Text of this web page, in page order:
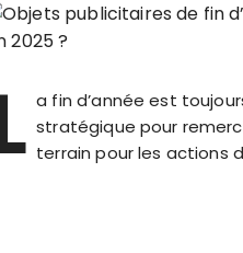
a fin d’année est
stratégique pour
terrain pour les actions